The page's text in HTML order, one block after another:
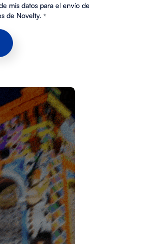
mis datos para el envío de
de Novelty. *